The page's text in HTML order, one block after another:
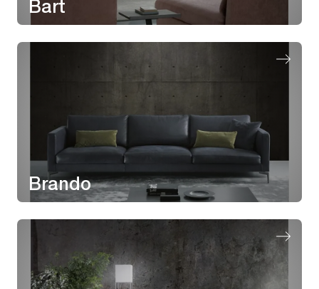
Bart
Brando